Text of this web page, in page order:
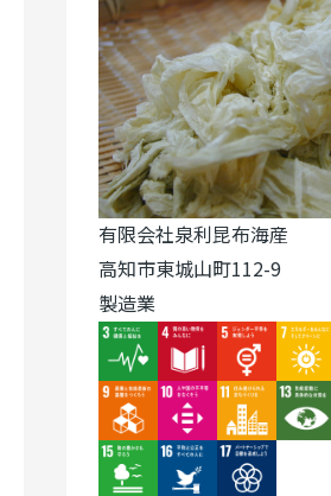
有限会社泉利昆布海産
高知市東城山町112-9
製造業
Image
Image Image Image
Image Image Image Image
Image Image Image